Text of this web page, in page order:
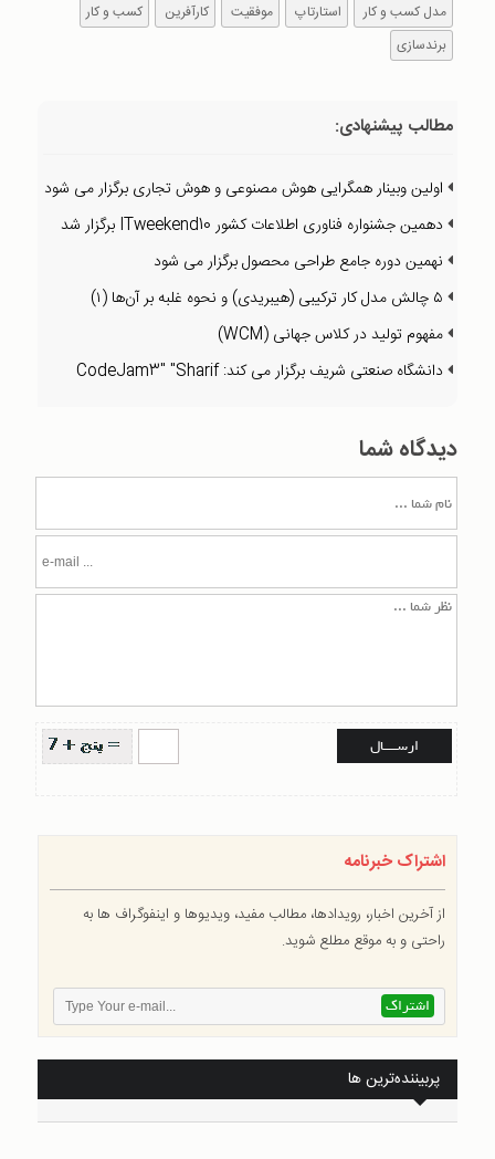
مدل کسب و کار استارتاپ موفقيت كارآفرين
کسب و کار
برندسازی
مطالب پیشنهادی:
اولین وبینار همگرایی هوش مصنوعی و هوش تجاری برگزار می شود
دهمین جشنواره فناوری اطلاعات کشور ITweekend10 برگزار شد
نهمین دوره جامع طراحی محصول برگزار می شود
۵ چالش مدل کار ترکیبی (هیبریدی) و نحوه غلبه بر آن‌ها (۱)
مفهوم تولید در کلاس جهانی (WCM)
دانشگاه صنعتی شریف برگزار می کند: CodeJam3" "Sharif
دیدگاه شما
اشتراک خبرنامه
از آخرین اخبار، رویدادها، مطالب مفید، ویدیوها و اینفوگراف ها به
راحتی و به موقع مطلع شوید.
پربیننده‌ترین ها